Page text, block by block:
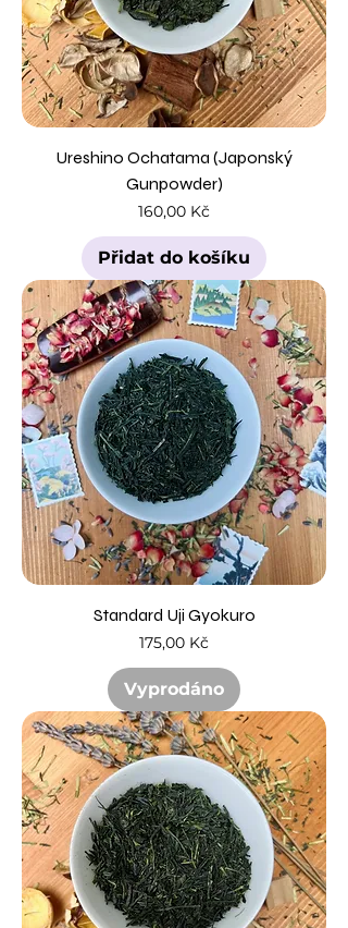
Ureshino Ochatama (Japonský
Gunpowder)
Cena
160,00 Kč
Přidat do košíku
Standard Uji Gyokuro
Cena
175,00 Kč
Vyprodáno